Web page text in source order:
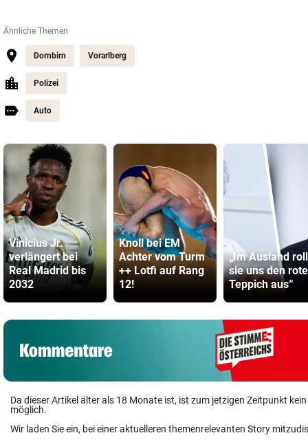
Ähnliche Themen
Dornbirn Vorarlberg
Polizei
Auto
Vinicius Jr.
verlängert bei
Real Madrid bis
2032
Knoll bei EM
Achter vom Turm
++ Lotfi auf Rang
12!
„Im Ausland
sie uns den
Teppich aus“
Da dieser Artikel älter als 18 Monate ist, ist zum jetzigen Zeitpunkt
möglich.
Wir laden Sie ein, bei einer aktuelleren themenrelevanten Story